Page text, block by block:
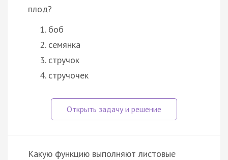
плод?
боб
семянка
стручок
стручочек
Какую функцию выполняют листовые